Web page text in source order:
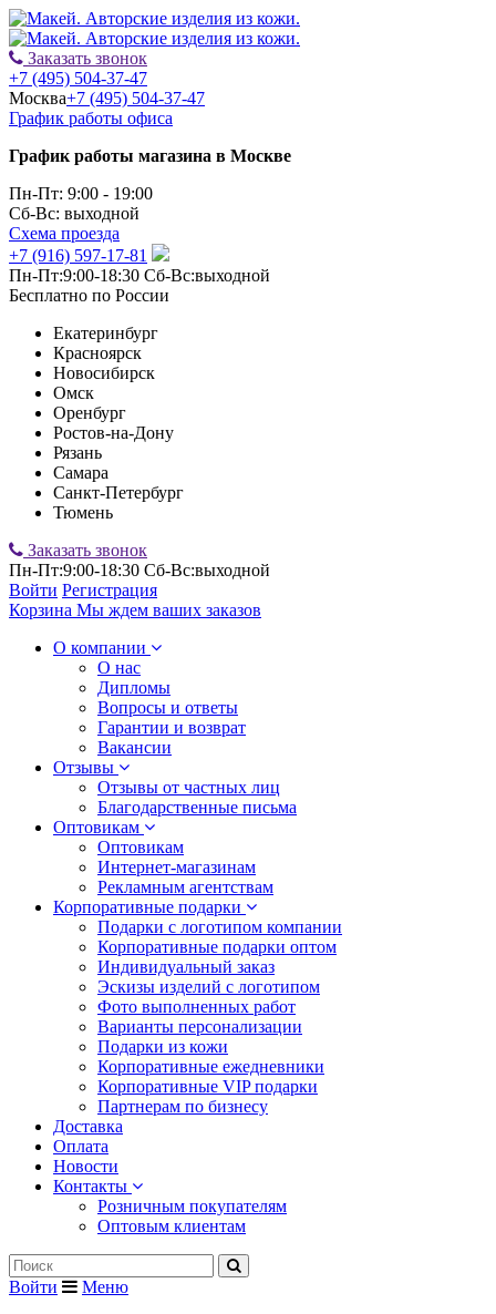
Заказать звонок
+7 (495) 504-37-47
Москва+7 (495) 504-37-47
График работы офиса
График работы магазина в Москве
Пн-Пт: 9:00 - 19:00
Сб-Вс: выходной
Схема проезда
+7 (916) 597-17-81
Пн-Пт:9:00-18:30 Сб-Вс:выходной
Бесплатно по России
Екатеринбург
Красноярск
Новосибирск
Омск
Оренбург
Ростов-на-Дону
Рязань
Самара
Санкт-Петербург
Тюмень
Заказать звонок
Пн-Пт:9:00-18:30 Сб-Вс:выходной
Войти Регистрация
Корзина Мы ждем ваших заказов
О компании
О нас
Дипломы
Вопросы и ответы
Гарантии и возврат
Вакансии
Отзывы
Отзывы от частных лиц
Благодарственные письма
Оптовикам
Оптовикам
Интернет-магазинам
Рекламным агентствам
Корпоративные подарки
Подарки с логотипом компании
Корпоративные подарки оптом
Индивидуальный заказ
Эскизы изделий с логотипом
Фото выполненных работ
Варианты персонализации
Подарки из кожи
Корпоративные ежедневники
Корпоративные VIP подарки
Партнерам по бизнесу
Доставка
Оплата
Новости
Контакты
Розничным покупателям
Оптовым клиентам
Войти
Меню